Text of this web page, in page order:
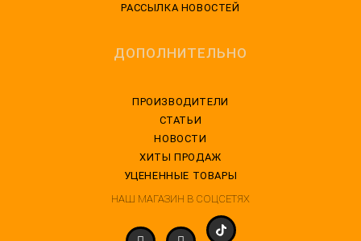
РАССЫЛКА НОВОСТЕЙ
ДОПОЛНИТЕЛЬНО
ПРОИЗВОДИТЕЛИ
СТАТЬИ
НОВОСТИ
ХИТЫ ПРОДАЖ
УЦЕНЕННЫЕ ТОВАРЫ
НАШ МАГАЗИН В СОЦСЕТЯХ